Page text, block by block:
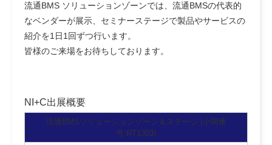
流通BMS ソリューションゾーンでは、流通BMSの代表的
なベンダーが展⽰、セミナーステージで製品やサービスの
紹介を1日1回ずつ⾏います。
皆様のご来場をお待ちしております。
NI+C出展概要
流通BMSソリューションゾーン＆ステージ (小間番
号:RT1303)